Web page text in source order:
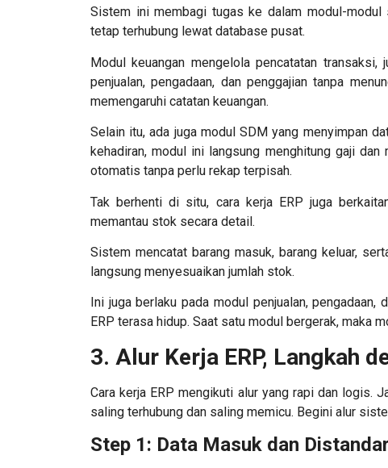
Sistem ini membagi tugas ke dalam modul-
tetap terhubung lewat database pusat.
Modul keuangan mengelola pencatatan
penjualan, pengadaan, dan penggajian tanpa
memengaruhi catatan keuangan.
Selain itu, ada juga modul SDM yang menyimpan
kehadiran, modul ini langsung menghitung gaji
otomatis tanpa perlu rekap terpisah.
Tak berhenti di situ, cara kerja ERP juga
memantau stok secara detail.
Sistem mencatat barang masuk, barang keluar,
langsung menyesuaikan jumlah stok.
Ini juga berlaku pada modul penjualan,
ERP terasa hidup. Saat satu modul bergerak, maka
3. Alur Kerja ERP, Langkah
Cara kerja ERP mengikuti alur yang rapi dan logis.
saling terhubung dan saling memicu. Begini alur
Step 1: Data Masuk dan